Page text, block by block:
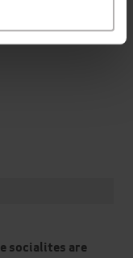
socialites are